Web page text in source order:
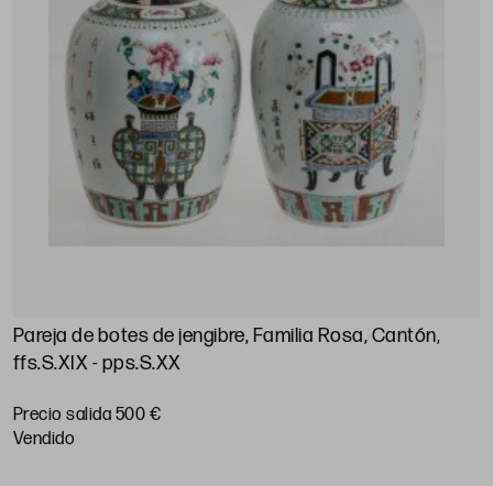
Pareja de botes de jengibre, Familia Rosa, Cantón,
ffs.S.XIX - pps.S.XX
Precio salida 500 €
vendido